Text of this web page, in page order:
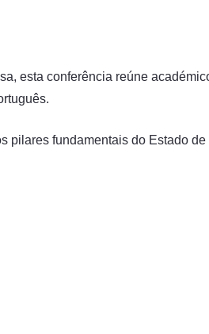
esta conferência reúne
pilares fundamentais do Estado